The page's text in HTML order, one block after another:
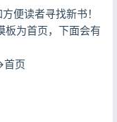
便读者寻找新书！
板为首页，下面会有
首页